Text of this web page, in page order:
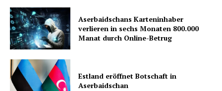
Aserbaidschans Karteninhaber
verlieren in sechs Monaten 800.000
Manat durch Online-Betrug
Estland eröffnet Botschaft in
Aserbaidschan